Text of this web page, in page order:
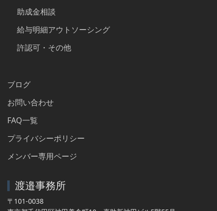
助成金相談
給与明細アウトソーシング
許認可・その他
ブログ
お問い合わせ
FAQ一覧
プライバシーポリシー
メンバー専用ページ
渡邉事務所
〒101-0038